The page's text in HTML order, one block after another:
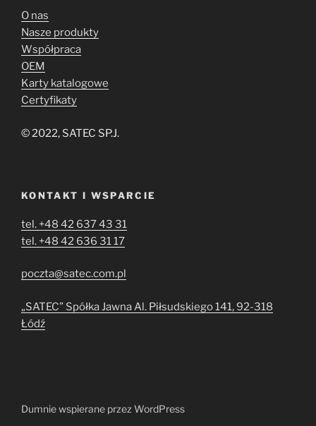
O nas
Nasze produkty
Współpraca
OEM
Karty katalogowe
Certyfikaty
© 2022, SATEC SP.J.
KONTAKT I WSPARCIE
tel. +48 42 637 43 31
tel. +48 42 636 31 17
poczta@satec.com.pl
„SATEC” Spółka Jawna Al. Piłsudskiego 141, 92-318
Łódź
Dumnie wspierane przez WordPress